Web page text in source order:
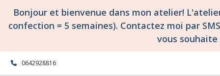
Bonjour et bienvenue dans mon atelier!
confection = 5 semaines). Contactez moi par
vous
0642928816